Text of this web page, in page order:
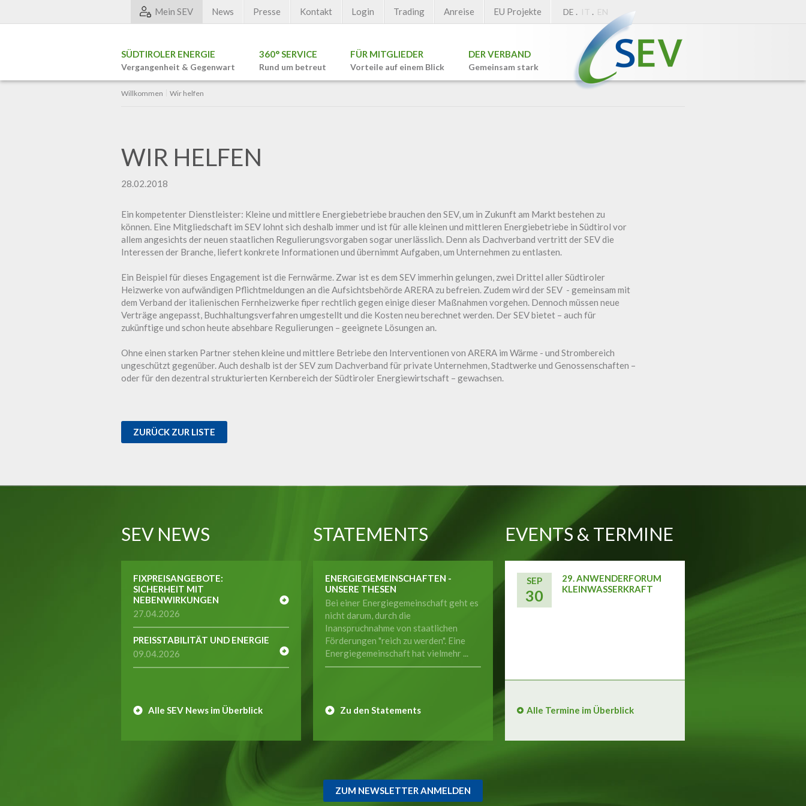
SÜDTIROLER ENERGIE
Vergangenheit & Gegenwart
360° SERVICE
Rund um betreut
FÜR MITGLIEDER
Vorteile auf einem Blick
DER VERBAND
Gemeinsam stark
Mein SEV News Presse Kontakt Login Trading Anreise EU Projekte DE . IT . EN
Willkommen Wir helfen
WIR HELFEN
28.02.2018
Ein kompetenter Dienstleister: Kleine und mittlere Energiebetriebe brauchen den SEV, um in Zukunft am Markt bestehen zu
können. Eine Mitgliedschaft im SEV lohnt sich deshalb immer und ist für alle kleinen und mittleren Energiebetriebe in Südtirol vor
allem angesichts der neuen staatlichen Regulierungsvorgaben sogar unerlässlich. Denn als Dachverband vertritt der SEV die
Interessen der Branche, liefert konkrete Informationen und übernimmt Aufgaben, um Unternehmen zu entlasten.
Ein Beispiel für dieses Engagement ist die Fernwärme. Zwar ist es dem SEV immerhin gelungen, zwei Drittel aller Südtiroler
Heizwerke von aufwändigen Pflichtmeldungen an die Aufsichtsbehörde ARERA zu befreien. Zudem wird der SEV - gemeinsam mit
dem Verband der italienischen Fernheizwerke fiper rechtlich gegen einige dieser Maßnahmen vorgehen. Dennoch müssen neue
Verträge angepasst, Buchhaltungsverfahren umgestellt und die Kosten neu berechnet werden. Der SEV bietet – auch für
zukünftige und schon heute absehbare Regulierungen – geeignete Lösungen an.
Ohne einen starken Partner stehen kleine und mittlere Betriebe den Interventionen von ARERA im Wärme - und Strombereich
ungeschützt gegenüber. Auch deshalb ist der SEV zum Dachverband für private Unternehmen, Stadtwerke und Genossenschaften –
oder für den dezentral strukturierten Kernbereich der Südtiroler Energiewirtschaft – gewachsen.
ZURÜCK ZUR LISTE
SEV NEWS
FIXPREISANGEBOTE:
SICHERHEIT MIT
NEBENWIRKUNGEN
27.04.2026
PREISSTABILITÄT UND ENERGIE
09.04.2026
Alle SEV News im Überblick
STATEMENTS
ENERGIEGEMEINSCHAFTEN -
UNSERE THESEN
Bei einer Energiegemeinschaft geht es
nicht darum, durch die
Inanspruchnahme von staatlichen
Förderungen "reich zu werden". Eine
Energiegemeinschaft hat vielmehr ...
Zu den Statements
EVENTS & TERMINE
SEP
30
29. ANWENDERFORUM
KLEINWASSERKRAFT
Alle Termine im Überblick
ZUM NEWSLETTER ANMELDEN